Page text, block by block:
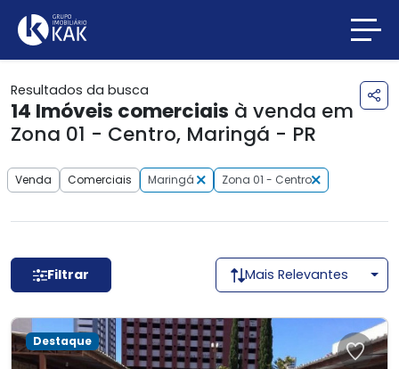
Resultados da busca
14 Imóveis comerciais à venda em
Zona 01 - Centro, Maringá - PR
Venda Comerciais Maringá Zona 01 - Centro
Filtrar Mais Relevantes
Destaque